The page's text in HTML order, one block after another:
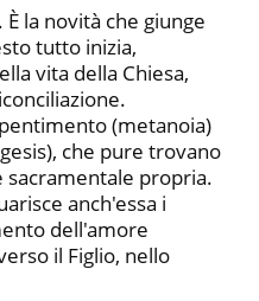
la novità che giunge
tutto inizia,
vita della Chiesa,
(metanoia)
che pure trovano
propria.
anch'essa i
dell'amore
il Figlio, nello